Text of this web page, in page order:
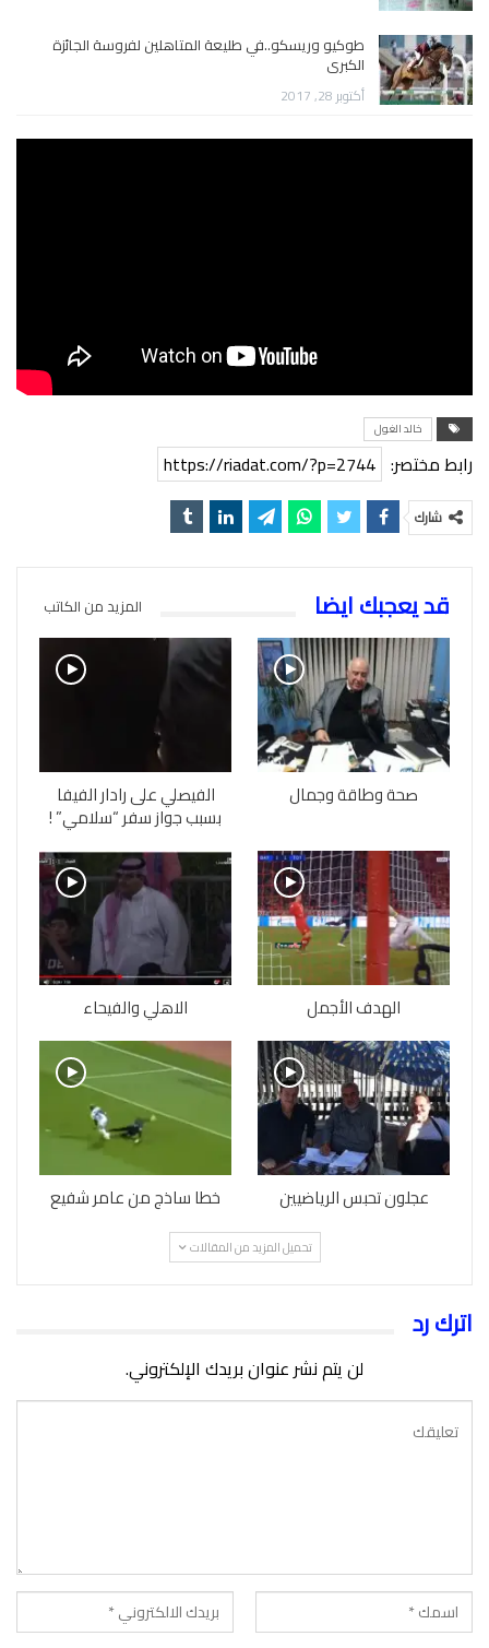
طوكيو وريسكو..في طليعة المتاهلين لفروسة الجائزة
الكبرى
أكتوبر 28, 2017
خالد الغول
رابط مختصر: https://riadat.com/?p=2744
شارك
قد يعجبك ايضا المزيد من الكاتب
صحة وطاقة وجمال الفيصلي على رادار الفيفا
بسبب جواز سفر “سلامي” !
الهدف الأجمل الاهلي والفيحاء
عجلون تحبس الرياضيين خطا ساذج من عامر شفيع
تحميل المزيد من المقالات
اترك رد
لن يتم نشر عنوان بريدك الإلكتروني.